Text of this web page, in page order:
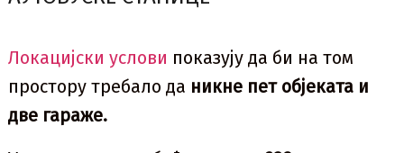
Локацијски услови показују да би на том
простору требало да никне пет објеката и
две гараже.